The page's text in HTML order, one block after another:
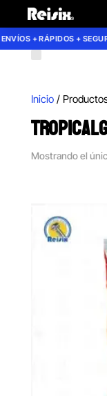
+ RÁPIDOS +
Inicio/ Productos
Mostrando el